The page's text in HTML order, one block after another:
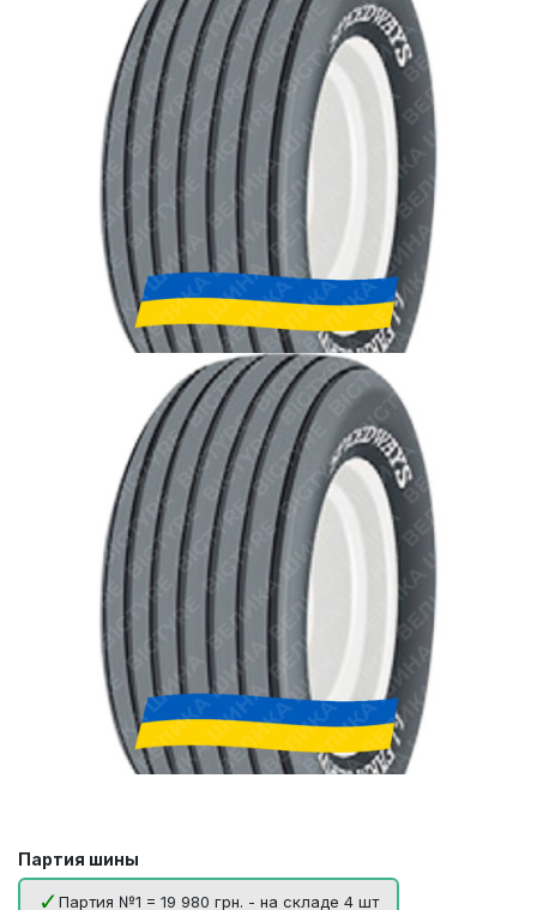
Партия шины
Партия №1 = 19 980 грн. - на складе 4 шт